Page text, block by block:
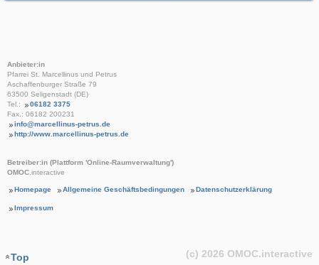
Anbieter:in
Pfarrei St. Marcellinus und Petrus
Aschaffenburger Straße 79
63500 Seligenstadt (DE)
Tel.:
06182 3375
Fax.: 06182 200231
info@marcellinus-petrus.de
http://www.marcellinus-petrus.de
Betreiber:in (Plattform 'Online-Raumverwaltung')
OMOC.interactive
Homepage Allgemeine Geschäftsbedingungen Datenschutzerklärung
Impressum
Top (c) 2026 OMOC.interactive